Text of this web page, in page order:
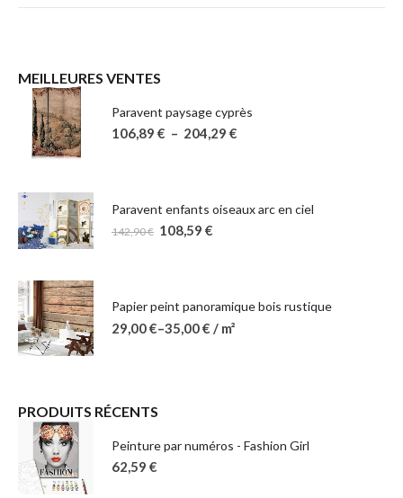
MEILLEURES VENTES
Paravent paysage cyprès
106,89 € – 204,29 €
Paravent enfants oiseaux arc en ciel
142,90€ 108,59 €
Papier peint panoramique bois rustique
29,00€–35,00€ / m²
PRODUITS RÉCENTS
Peinture par numéros - Fashion Girl
62,59 €